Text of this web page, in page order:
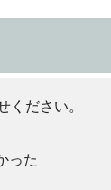
ください。
った